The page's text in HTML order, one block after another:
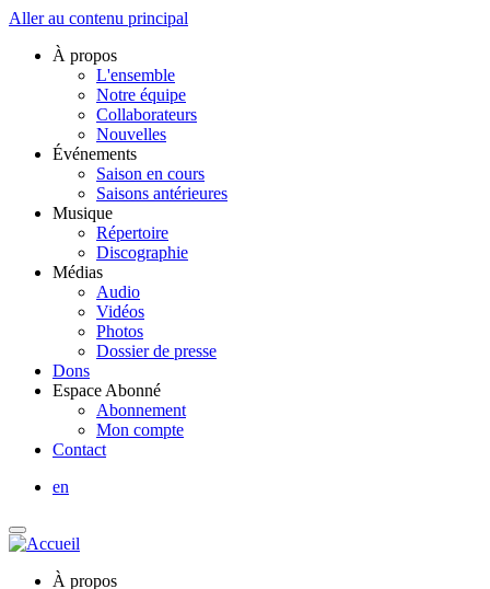
Aller au contenu principal
À propos
L'ensemble
Notre équipe
Collaborateurs
Nouvelles
Événements
Saison en cours
Saisons antérieures
Musique
Répertoire
Discographie
Médias
Audio
Vidéos
Photos
Dossier de presse
Dons
Espace Abonné
Abonnement
Mon compte
Contact
en
À propos